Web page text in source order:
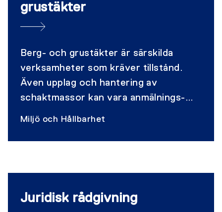
grustäkter
Berg- och grustäkter är särskilda
verksamheter som kräver tillstånd.
Även upplag och hantering av
schaktmassor kan vara anmälnings-
rapporteras till Naturvårdsverkets
Miljö och Hållbarhet
Juridisk rådgivning